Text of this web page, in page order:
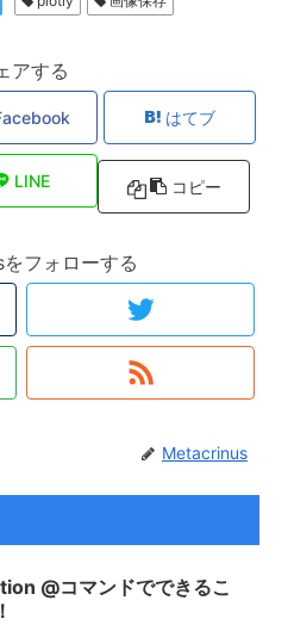
アする
はてブ
LINE コピー
フォローする
Metacrinus
@コマンドでできるこ